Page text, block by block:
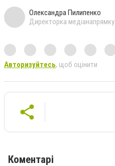
Олександра Пилипенко
Директорка медіанапрямку
Авторизуйтесь, щоб оцінити
Коментарі